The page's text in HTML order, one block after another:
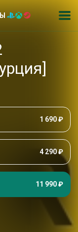
1 690 ₽
4 290 ₽
11 990 ₽